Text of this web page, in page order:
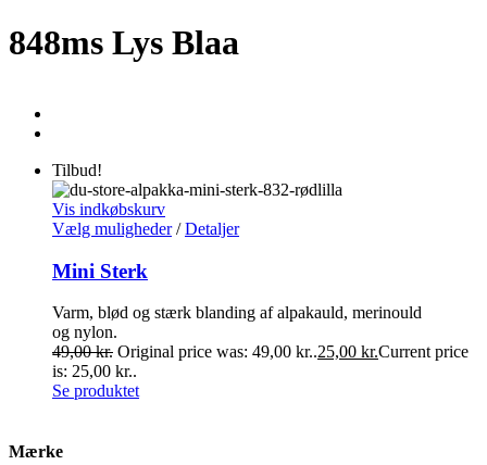
848ms Lys Blaa
Tilbud!
Vis indkøbskurv
Vælg muligheder/ Detaljer
Mini Sterk
Varm, blød og stærk blanding af alpakauld, merinould
og nylon.
49,00kr. Original price was: 49,00 kr..25,00 kr.Current price
is: 25,00 kr..
Se produktet
Mærke